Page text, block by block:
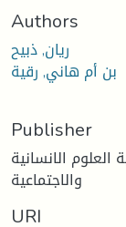
Authors
ريان, ذبيح
بن أم هاني, رقية
Publisher
الانسانية
والاجتماعية
URI